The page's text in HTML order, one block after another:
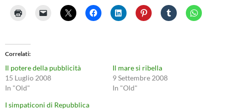
Correlati
Il potere della pubblicità
15 Luglio 2008
In "Old"
Il mare si ribella
9 Settembre 2008
In "Old"
I simpaticoni di Repubblica